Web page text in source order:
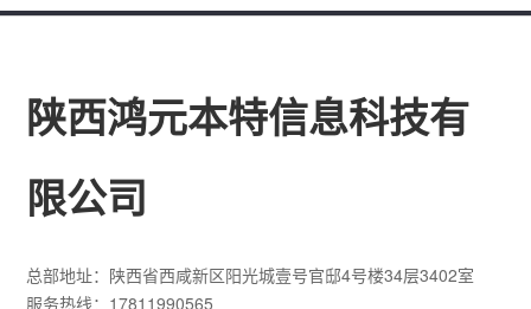
陕西鸿元本特信息科技有
限公司
总部地址：陕西省西咸新区阳光城壹号官邸4号楼34层3402室
服务热线：17811990565